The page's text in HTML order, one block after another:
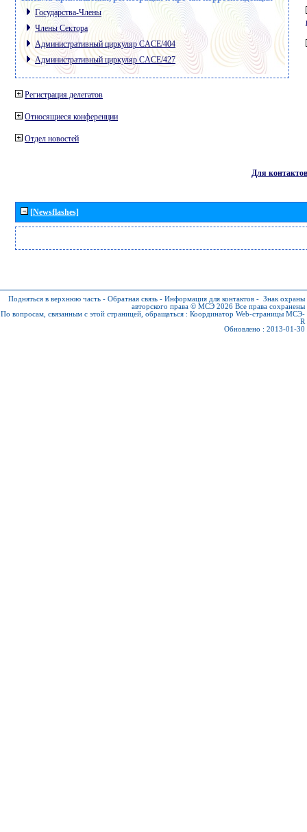
Государства-Члены
Члены Сектора
Административный циркуляр CACE/404
Административный циркуляр CACE/427
Регистрация делегатов
Относящиеся конференции
Отдел новостей
Для контактов
[Newsflashes]
Подняться в верхнюю часть - Обратная связь - Информация для контактов - Знак охраны
авторского права © МСЭ 2026 Все права сохранены
По вопросам, связанным с этой страницей, обращаться : Координатор Web-страницы МСЭ-
R
Обновлено : 2013-01-30